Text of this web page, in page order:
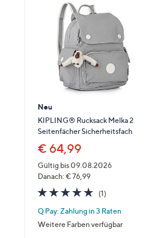
Neu
KIPLING® Rucksack Melka 2
Seitenfächer Sicherheitsfach
€ 64,99
Gültig bis 09.08.2026
Danach: € 76,99
5.0
von
5
(1)1
Q Pay: Zahlung in 3 Raten
Weitere Farben verfügbar